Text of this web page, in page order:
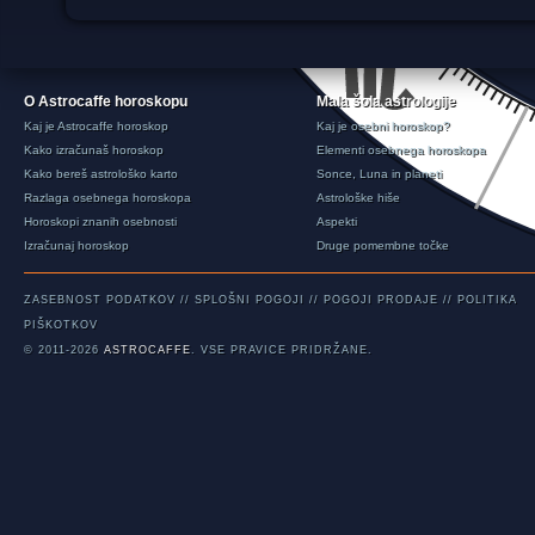
O Astrocaffe horoskopu
Kaj je Astrocaffe horoskop
Kako izračunaš horoskop
Kako bereš astrološko karto
Razlaga osebnega horoskopa
Horoskopi znanih osebnosti
Izračunaj horoskop
Mala šola astrologije
Kaj je osebni horoskop?
Elementi osebnega horoskopa
Sonce, Luna in planeti
Astrološke hiše
Aspekti
Druge pomembne točke
ZASEBNOST PODATKOV // SPLOŠNI POGOJI // POGOJI PRODAJE // POLITIKA
PIŠKOTKOV
© 2011-2026 ASTROCAFFE. VSE PRAVICE PRIDRŽANE.